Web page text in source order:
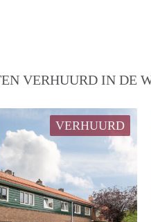
VERHUURD IN DE
VERHUURD